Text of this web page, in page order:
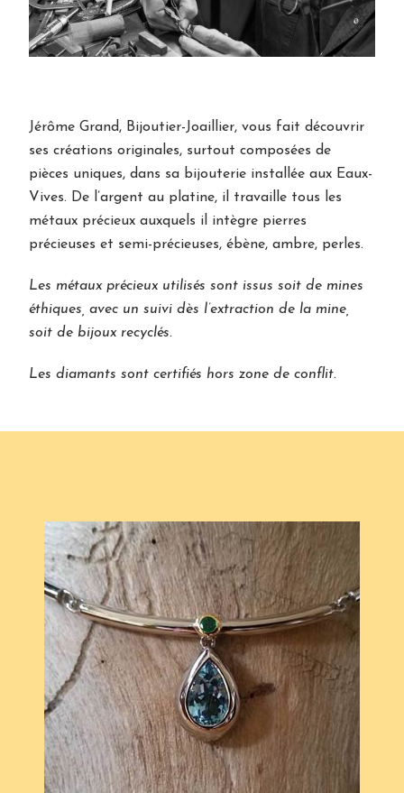
Jérôme Grand, Bijoutier-Joaillier, vous fait découvrir
ses créations originales, surtout composées de
pièces uniques, dans sa bijouterie installée aux Eaux-
Vives. De l’argent au platine, il travaille tous les
métaux précieux auxquels il intègre pierres
précieuses et semi-précieuses, ébène, ambre, perles.
Les métaux précieux utilisés sont issus soit de mines
éthiques, avec un suivi dès l’extraction de la mine,
soit de bijoux recyclés.
Les diamants sont certifiés hors zone de conflit.